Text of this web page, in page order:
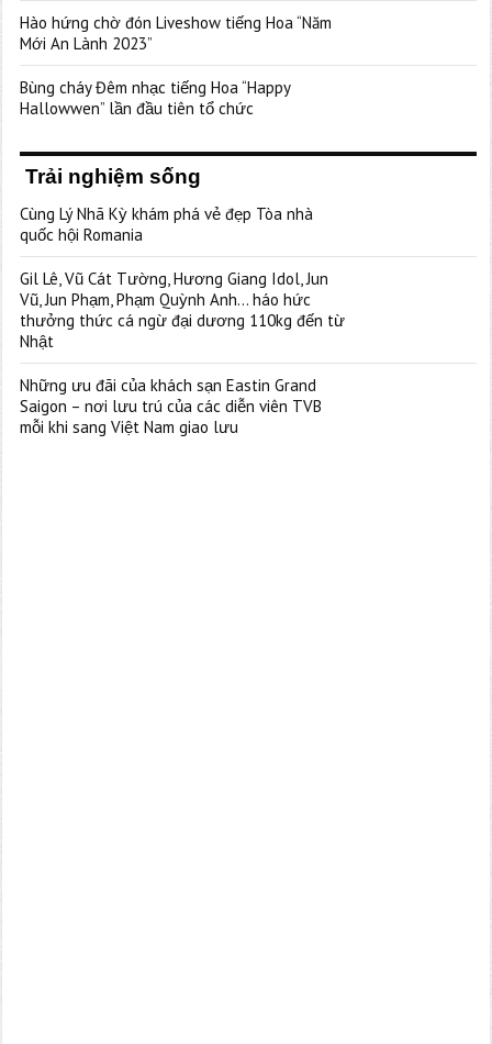
Hào hứng chờ đón Liveshow tiếng Hoa “Năm
Mới An Lành 2023”
Bùng cháy Đêm nhạc tiếng Hoa “Happy
Hallowwen” lần đầu tiên tổ chức
Trải nghiệm sống
Cùng Lý Nhã Kỳ khám phá vẻ đẹp Tòa nhà
quốc hội Romania
Gil Lê, Vũ Cát Tường, Hương Giang Idol, Jun
Vũ, Jun Phạm, Phạm Quỳnh Anh… háo hức
thưởng thức cá ngừ đại dương 110kg đến từ
Nhật
Những ưu đãi của khách sạn Eastin Grand
Saigon – nơi lưu trú của các diễn viên TVB
mỗi khi sang Việt Nam giao lưu